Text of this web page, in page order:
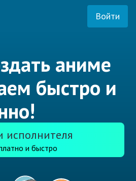
Войти
аниме
быстро и
исполнителя
и быстро